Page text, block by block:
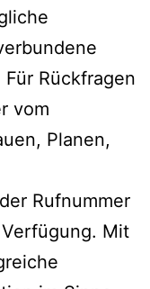
Rückfragen
vom
Planen,
Rufnummer
Mit